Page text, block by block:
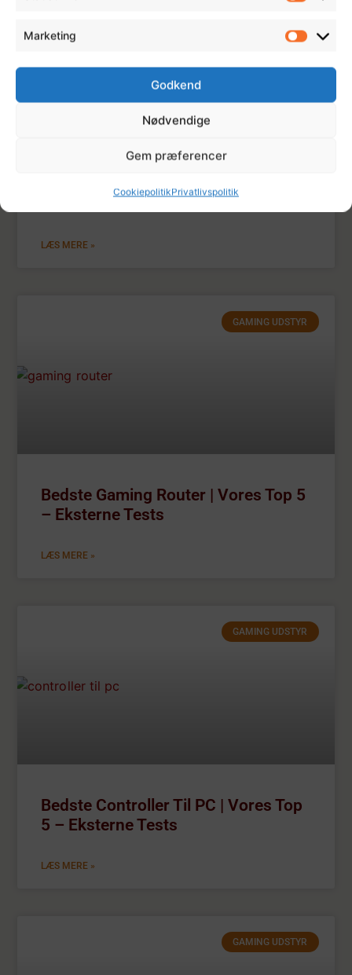
Marketing
Godkend
Nødvendige
Gem præferencer
CookiepolitikPrivatlivspolitik
KONSOL
PS5 Controller – Eksterne Tests
LÆS MERE »
GAMING UDSTYR
Bedste Gaming Router | Vores Top 5
– Eksterne Tests
LÆS MERE »
GAMING UDSTYR
Bedste Controller Til PC | Vores Top
5 – Eksterne Tests
LÆS MERE »
GAMING UDSTYR